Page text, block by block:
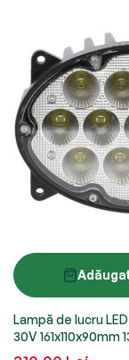
Lampă de lucru
30V 161x110x90mm